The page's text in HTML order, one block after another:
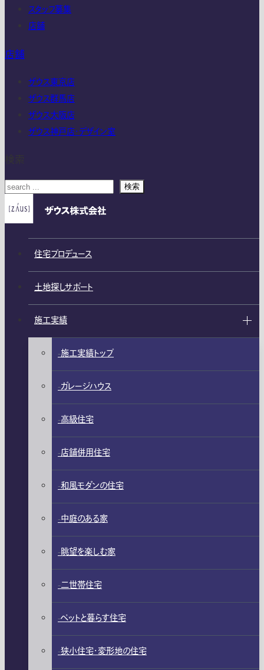
スタッフ募集
店舗
店舗
ザウス東京店
ザウス群馬店
ザウス大阪店
ザウス神戸店・デザイン室
検索
住宅プロデュース
土地探しサポート
施工実績
施工実績トップ
ガレージハウス
高級住宅
店舗併用住宅
和風モダンの住宅
中庭のある家
眺望を楽しむ家
二世帯住宅
ペットと暮らす住宅
狭小住宅・変形地の住宅